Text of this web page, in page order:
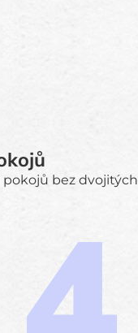
bez dvojitých